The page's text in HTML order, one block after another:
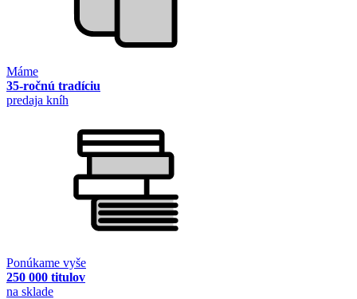
Máme
35-ročnú tradíciu
predaja kníh
Ponúkame vyše
250 000 titulov
na sklade